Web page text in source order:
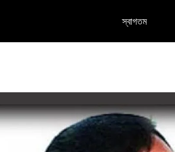
স্বাগতম